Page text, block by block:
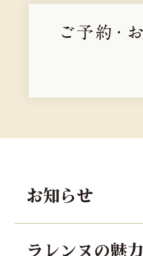
お知らせ
ラレンヌの魅力